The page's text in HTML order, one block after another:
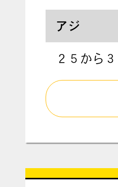
アジ
２５から